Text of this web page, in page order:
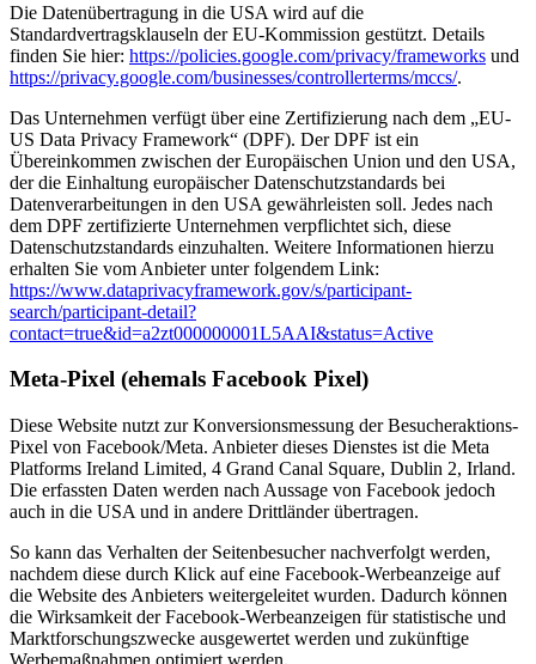
Die Datenübertragung in die USA wird auf die
Standardvertragsklauseln der EU-Kommission gestützt. Details
finden Sie hier: https://policies.google.com/privacy/frameworks und
https://privacy.google.com/businesses/controllerterms/mccs/.
Das Unternehmen verfügt über eine Zertifizierung nach dem „EU-
US Data Privacy Framework“ (DPF). Der DPF ist ein
Übereinkommen zwischen der Europäischen Union und den USA,
der die Einhaltung europäischer Datenschutzstandards bei
Datenverarbeitungen in den USA gewährleisten soll. Jedes nach
dem DPF zertifizierte Unternehmen verpflichtet sich, diese
Datenschutzstandards einzuhalten. Weitere Informationen hierzu
erhalten Sie vom Anbieter unter folgendem Link:
https://www.dataprivacyframework.gov/s/participant-
search/participant-detail?
contact=true&id=a2zt000000001L5AAI&status=Active
Meta-Pixel (ehemals Facebook Pixel)
Diese Website nutzt zur Konversionsmessung der Besucheraktions-
Pixel von Facebook/Meta. Anbieter dieses Dienstes ist die Meta
Platforms Ireland Limited, 4 Grand Canal Square, Dublin 2, Irland.
Die erfassten Daten werden nach Aussage von Facebook jedoch
auch in die USA und in andere Drittländer übertragen.
So kann das Verhalten der Seitenbesucher nachverfolgt werden,
nachdem diese durch Klick auf eine Facebook-Werbeanzeige auf
die Website des Anbieters weitergeleitet wurden. Dadurch können
die Wirksamkeit der Facebook-Werbeanzeigen für statistische und
Marktforschungszwecke ausgewertet werden und zukünftige